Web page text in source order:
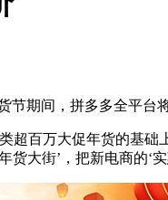
期间，拼多多全平台
百万大促年货的基
大街’，把新电商的‘